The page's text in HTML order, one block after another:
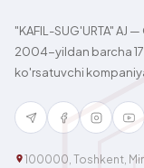
"KAFIL-SUG'URTA" AJ
2004-yildan barcha
ko'rsatuvchi
100000, Toshkent,